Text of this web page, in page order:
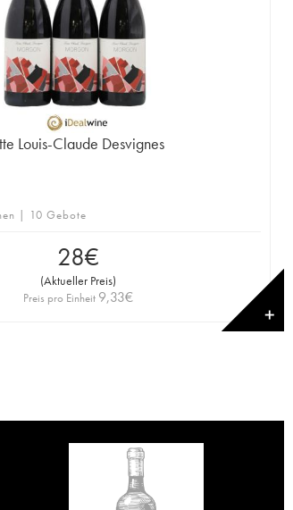
Louis-Claude Desvignes
| 10 Gebote
28€
(Aktueller Preis)
Preis pro Einheit 9,33€
✕